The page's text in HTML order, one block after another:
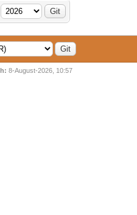
8-August-2026, 10:57